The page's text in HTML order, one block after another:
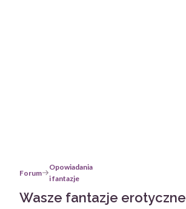
Forum
Opowiadania
i fantazje
Wasze fantazje erotyczne